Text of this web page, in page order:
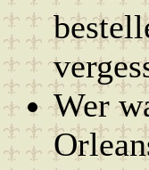
Wer